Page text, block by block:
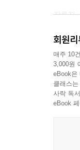
를 만든
벗어날
--- 「사
장류진,
국어사
여행의
장류진
꿈이기
회원
매주 10
3,000원
eBook은
클래스
사락 독
eBook